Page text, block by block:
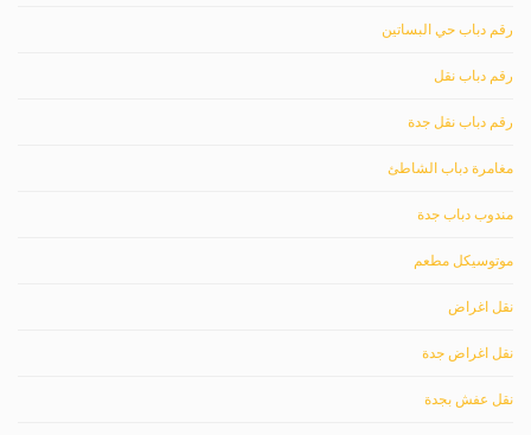
رقم دباب حي البساتين
رقم دباب نقل
رقم دباب نقل جدة
مغامرة دباب الشاطئ
مندوب دباب جدة
موتوسيكل مطعم
نقل اغراض
نقل اغراض جدة
نقل عفش بجدة